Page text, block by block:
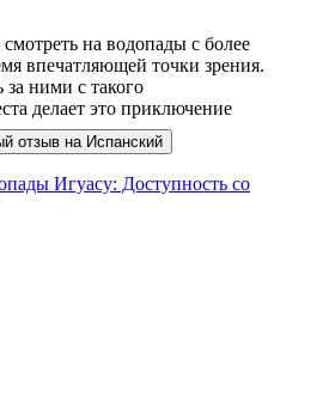
на водопады с более
впечатляющей точки зрения.
ними с такого
делает это приключение
отзыв на Испанский
Игуасу: Доступность со